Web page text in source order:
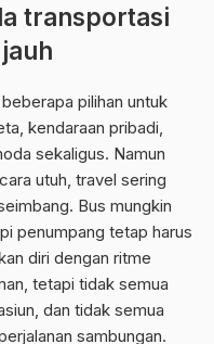
transportasi
pilihan untuk
kendaraan pribadi,
sekaligus. Namun
utuh, travel sering
Bus mungkin
penumpang tetap harus
diri dengan ritme
tetapi tidak semua
dan tidak semua
sambungan.